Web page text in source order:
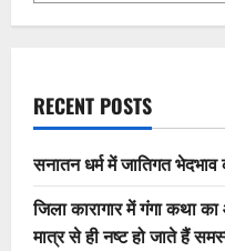
RECENT POSTS
सनातन धर्म में जातिगत भेदभाव
जिला कारागार में गंगा कथा
मात्र से ही नष्ट हो जाते हैं